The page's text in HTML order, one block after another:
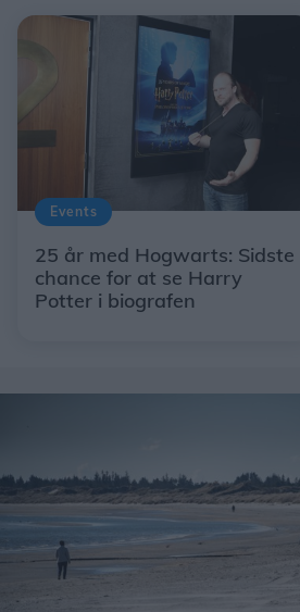
Events
25 år med Hogwarts: Sidste
chance for at se Harry
Potter i biografen